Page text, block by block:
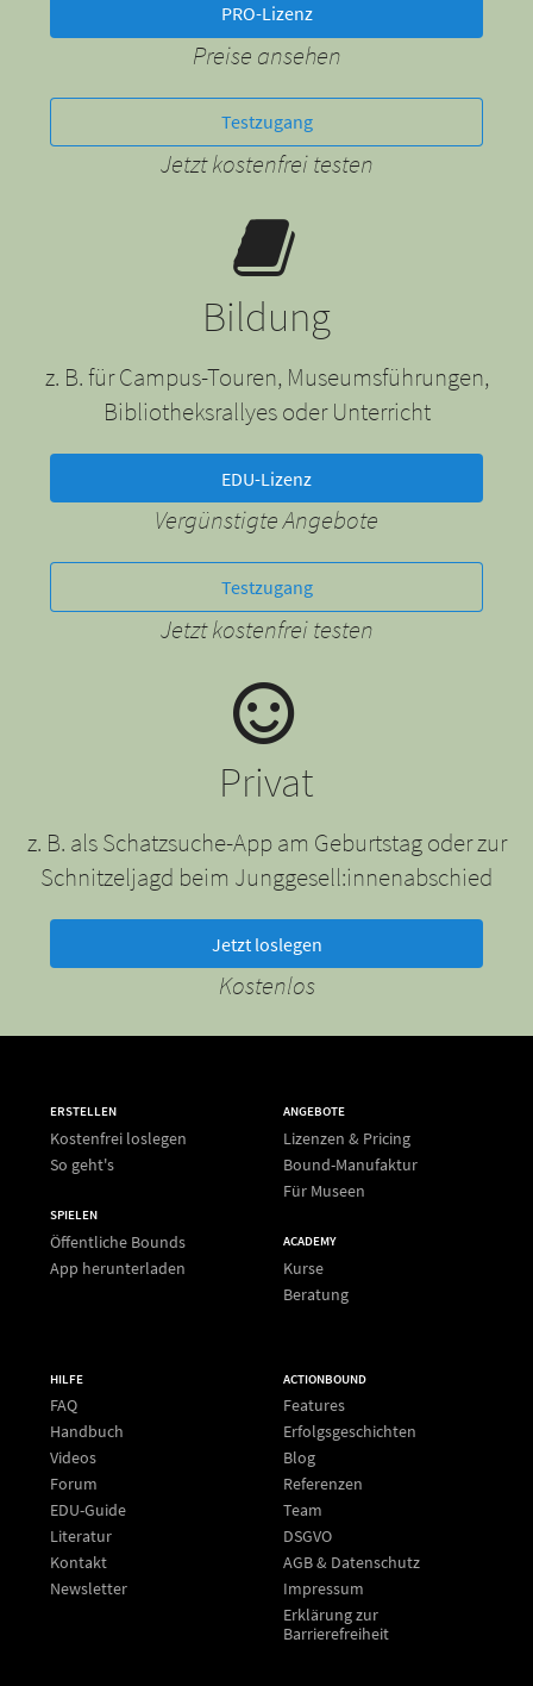
PRO-Lizenz
Preise ansehen
Testzugang
Jetzt kostenfrei testen
Bildung
z. B. für Campus-Touren, Museumsführungen,
Bibliotheksrallyes oder Unterricht
EDU-Lizenz
Vergünstigte Angebote
Testzugang
Jetzt kostenfrei testen
Privat
z. B. als Schatzsuche-App am Geburtstag oder zur
Schnitzeljagd beim Junggesell:innenabschied
Jetzt loslegen
Kostenlos
ERSTELLEN
Kostenfrei loslegen
So geht's
SPIELEN
Öffentliche Bounds
App herunterladen
ANGEBOTE
Lizenzen & Pricing
Bound-Manufaktur
Für Museen
ACADEMY
Kurse
Beratung
HILFE
FAQ
Handbuch
Videos
Forum
EDU-Guide
Literatur
Kontakt
Newsletter
ACTIONBOUND
Features
Erfolgsgeschichten
Blog
Referenzen
Team
DSGVO
AGB & Datenschutz
Impressum
Erklärung zur
Barrierefreiheit